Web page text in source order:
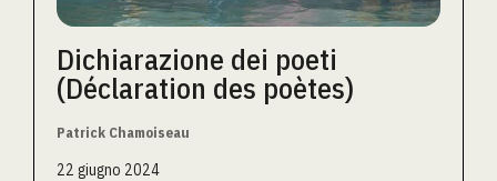
Dichiarazione dei poeti
(Déclaration des poètes)
Patrick Chamoiseau
22 giugno 2024